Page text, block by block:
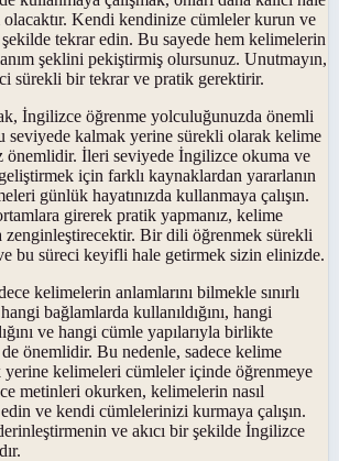
olacaktır. Kendi kendinize cümleler kurun ve
tekrar edin. Bu sayede hem kelimelerin
şeklini pekiştirmiş olursunuz. Unutmayın,
sürekli bir tekrar ve pratik gerektirir.
İngilizce öğrenme yolculuğunuzda önemli
seviyede kalmak yerine sürekli olarak kelime
İleri seviyede İngilizce okuma ve
için farklı kaynaklardan yararlanın
günlük hayatınızda kullanmaya çalışın.
girerek pratik yapmanız, kelime
zenginleştirecektir. Bir dili öğrenmek sürekli
bu süreci keyifli hale getirmek sizin elinizde.
kelimelerin anlamlarını bilmekle sınırlı
bağlamlarda kullanıldığını, hangi
ve hangi cümle yapılarıyla birlikte
de önemlidir. Bu nedenle, sadece kelime
kelimeleri cümleler içinde öğrenmeye
metinleri okurken, kelimelerin nasıl
ve kendi cümlelerinizi kurmaya çalışın.
ve akıcı bir şekilde İngilizce